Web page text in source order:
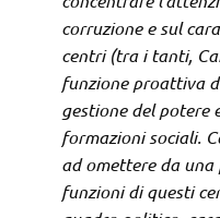
corruzione e sul
centri (tra i tanti,
funzione proattiva
gestione del potere
formazioni sociali.
ad omettere da
funzioni di questi